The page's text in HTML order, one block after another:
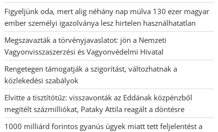
Figyeljünk oda, mert alig néhány nap múlva 130 ezer magyar
ember személyi igazolványa lesz hirtelen használhatatlan
Megszavazták a törvényjavaslatot: jön a Nemzeti
Vagyonvisszaszerzési és Vagyonvédelmi Hivatal
Rengetegen támogatják a szigorítást, változhatnak a
közlekedési szabályok
Elvitte a tisztítótűz: visszavonták az Eddának közpénzből
megítélt százmilliókat, Pataky Attila reagált a döntésre
1000 milliárd forintos gyanús ügyek miatt tett feljelentést a